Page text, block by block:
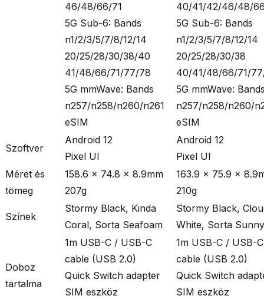
46/48/66/71
5G Sub-6: Bands
n1/2/3/5/7/8/12/14
20/25/28/30/38/40
41/48/66/71/77/78
5G mmWave: Bands
n257/n258/n260/n261
eSIM
40/41/42/46/48/
5G Sub-6: Bands
n1/2/3/5/7/8/12/14
20/25/28/30/38
40/41/48/66/71/
5G mmWave:
n257/n258/n260/
eSIM
Szoftver
Android 12
Pixel UI
Android 12
Pixel UI
Méret és
tömeg
158.6 × 74.8 × 8.9mm
207g
163.9 × 75.9 ×
210g
Színek
Stormy Black, Kinda
Coral, Sorta Seafoam
Stormy Black,
White, Sorta Sunny
Doboz
tartalma
1m USB-C / USB-C
cable (USB 2.0)
Quick Switch adapter
SIM eszköz
1m USB-C / USB-C
cable (USB 2.0)
Quick Switch
SIM eszköz